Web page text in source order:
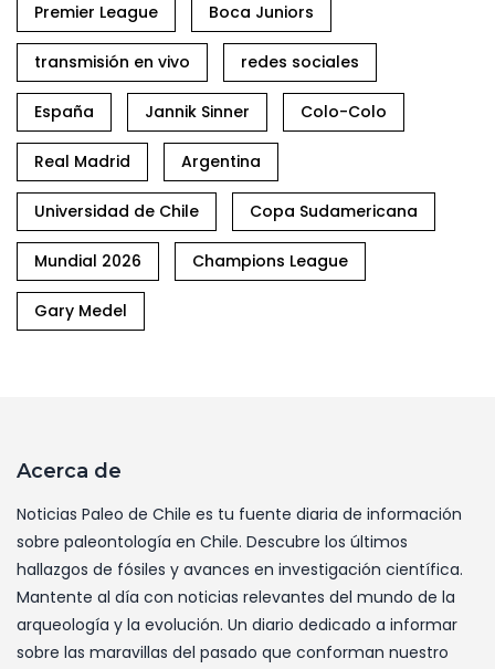
Premier League Boca Juniors
transmisión en vivo redes sociales
España Jannik Sinner Colo-Colo
Real Madrid Argentina
Universidad de Chile Copa Sudamericana
Mundial 2026 Champions League
Gary Medel
Acerca de
Noticias Paleo de Chile es tu fuente diaria de información
sobre paleontología en Chile. Descubre los últimos
hallazgos de fósiles y avances en investigación científica.
Mantente al día con noticias relevantes del mundo de la
arqueología y la evolución. Un diario dedicado a informar
sobre las maravillas del pasado que conforman nuestro